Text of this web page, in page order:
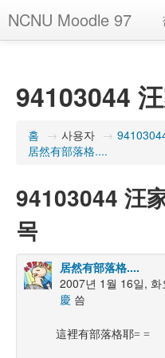
NCNU Moodle 97
94103044
홈 → 사용자 →
居然有部落格....
94103044 汪
목
居然有部落格....
2007년 1월 16일,
慶 씀
這裡有部落格耶= =